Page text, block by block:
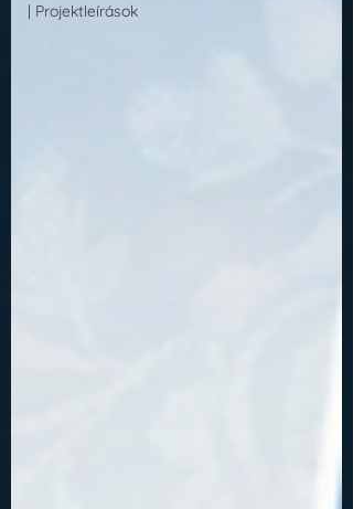
| Projektleírások